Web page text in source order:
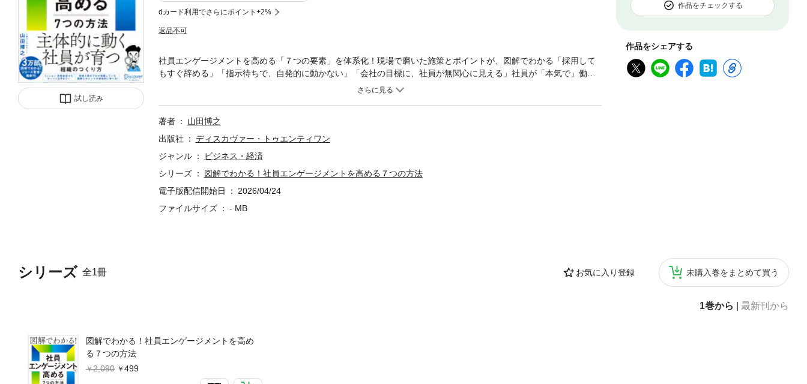
試し読み
dカード利用でさらにポイント+2%
返品不可
作品をチェックする
作品をシェアする
シリーズ 全1冊 お気に入り登録 未購入巻をまとめて買う
1巻から 最新刊から
図解でわかる！社員エンゲージメントを高め
る７つの方法
2,090
499
社員エンゲージメントを高める「７つの要素」を体系化！現場で磨いた施策とポイントが、図解でわかる「採用して
もすぐ辞める」「指示待ちで、自発的に動かない」「会社の目標に、社員が無関心に見える」社員が「本気で」働い
ていない――その原因、わかっていますか？日本企業の従業員のうち、仕事に前向きで熱意を持っている人は、たっ
ゲージメントとは、社員が組織の理念や方向性に共感し、業績向上に自発的に貢献したいと思う意欲のことです。エ
ンゲージメントが上がれば、主体的に動く社員が増え、チームワークが高まり、離職率が下がり、業績が向上する
か。本書は、著者が数多くの企業支援の現場で磨き上げてきた、エンゲージメント向上のための７つのアプローチを
体系的に解説します。【社員エンゲージメントを高める７つのアプローチ】アプローチ１ 明確なミッションと目標
設定アプローチ２ リーダーシップの質アプローチ３ 効果的なコミュニケーションアプローチ４ 成長と発展の機
エンゲージメント・サーベイの設計から分析・活用までを解説。自社の現状を可視化しながら、明日から動き出せる
じめに第１章 事業成長とエンゲージメントとの関係性１ エンゲージメントの向上がもたらす善循環モデル２ エ
５ 評価と報酬アプローチ６ 仕事と生活のバランスアプローチ７ ポジティブな職場文化第４章 現状把握の方法
著者
山田博之
出版社
ディスカヴァー・トゥエンティワン
ジャンル
ビジネス・経済
シリーズ
図解でわかる！社員エンゲージメントを高める７つの方法
電子版配信開始日
2026/04/24
ファイルサイズ
- MB